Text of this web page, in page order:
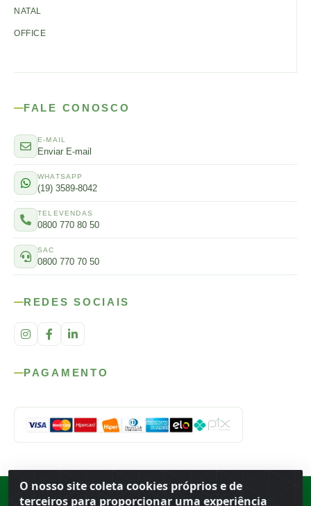
O nosso site coleta cookies próprios e de
terceiros para proporcionar uma experiência
NATAL
OFFICE
FALE CONOSCO
E-MAIL
Enviar E-mail
WHATSAPP
(19) 3589-8042
TELEVENDAS
0800 770 80 50
SAC
0800 770 70 50
REDES SOCIAIS
PAGAMENTO
Rod. SP-215, s/n, km 98 — Área Rural Porto Ferreira ·BR
· CEP